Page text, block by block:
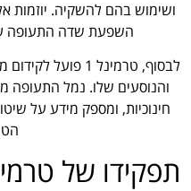
ושימוש בהם להשקיה. יוזמות
השפעת שדה התעופה
לבסוף, טרמינל 1
והנוסעים שלו. נמל התעופה
חינוכיות, ומספק מידע על
תפקידו של טרמינל 1 בזמני